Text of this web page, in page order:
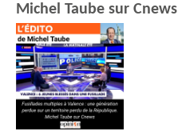
Michel Taube sur Cnews